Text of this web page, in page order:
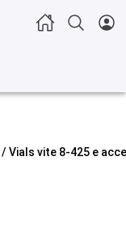
/ Vials vite 8-425 e